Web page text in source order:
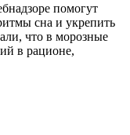
помогут
сна и укрепить
что в морозные
в рационе,